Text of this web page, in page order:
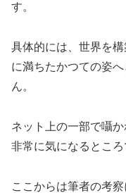
す。
具体的には、世界を
に満ちたかつての姿
ん。
ネット上の一部で囁か
非常に気になるところ
ここからは筆者の考